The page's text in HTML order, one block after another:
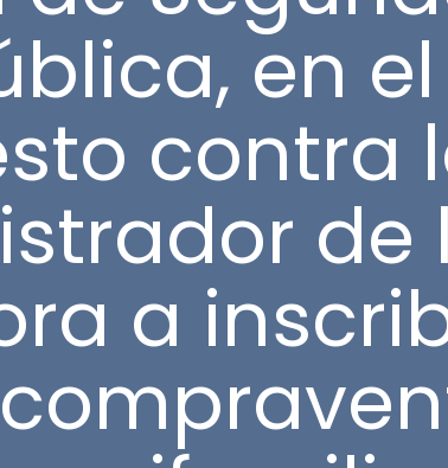
en el
contra
de
a